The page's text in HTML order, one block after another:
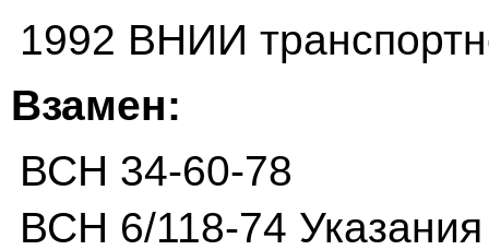
1992 ВНИИ
Взамен:
ВСН 34-60-78
ВСН 6/118-74